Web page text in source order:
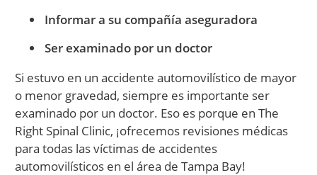
Informar a su compañía aseguradora
Ser examinado por un doctor
Si estuvo en un accidente automovilístico de mayor
o menor gravedad, siempre es importante ser
examinado por un doctor. Eso es porque en The
Right Spinal Clinic, ¡ofrecemos revisiones médicas
para todas las víctimas de accidentes
automovilísticos en el área de Tampa Bay!